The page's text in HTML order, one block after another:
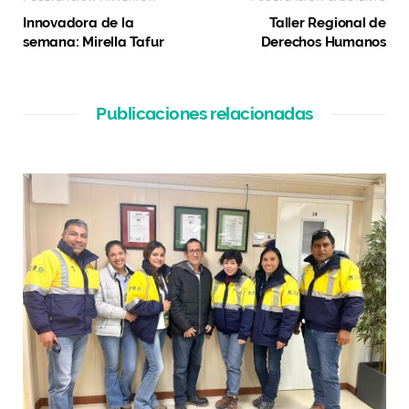
Innovadora de la
semana: Mirella Tafur
Taller Regional de
Derechos Humanos
Publicaciones relacionadas